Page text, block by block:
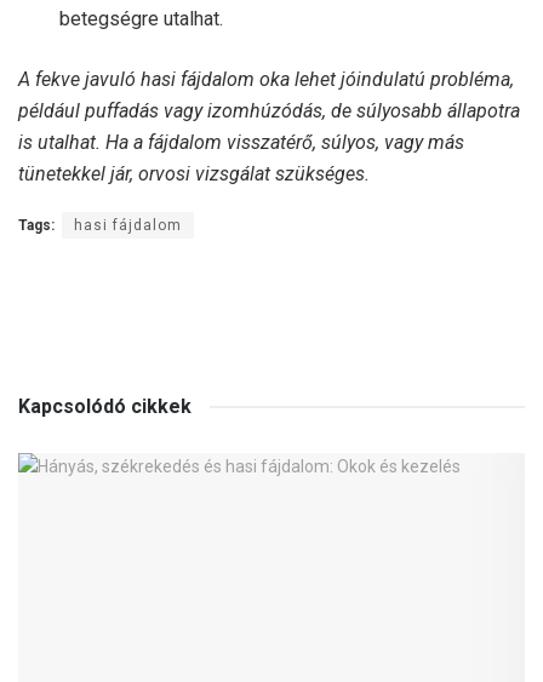
betegségre utalhat.
A fekve javuló hasi fájdalom oka lehet jóindulatú probléma,
például puffadás vagy izomhúzódás, de súlyosabb állapotra
is utalhat. Ha a fájdalom visszatérő, súlyos, vagy más
tünetekkel jár, orvosi vizsgálat szükséges.
Tags: hasi fájdalom
Kapcsolódó cikkek